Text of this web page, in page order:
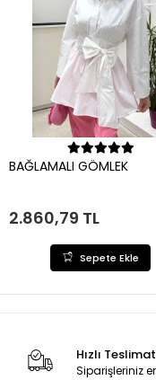
Sepete Ekle
BAĞLAMALI GÖMLEK
2.860,79 TL
Sepete Ekle
Hızlı Teslimat
Siparişleriniz